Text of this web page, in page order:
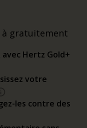
à gratuitement
Hertz Gold+
votre
les contre des